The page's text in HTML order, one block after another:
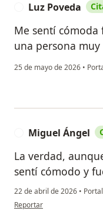
Luz Poveda
Me sentí cómoda
una persona
25 de mayo de 2026 •
Miguel Ángel
La verdad,
sentí cómodo y
22 de abril de 2026 •
en opinión del usuario
Reportar